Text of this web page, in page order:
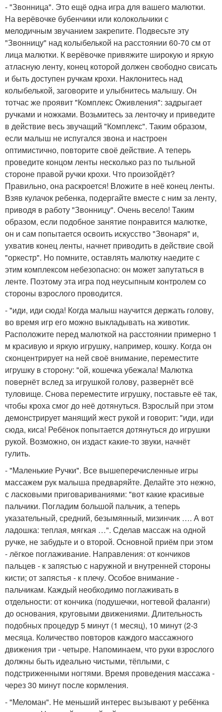
- "Звонница". Это ещё одна игра для вашего малютки.
На верёвочке бубенчики или колокольчики с
мелодичным звучанием закрепите. Подвесьте эту
"Звонницу" над колыбелькой на расстоянии 60-70 см от
лица малютки. К верёвочке привяжите широкую и яркую
атласную ленту, конец которой должен свободно свисать
и быть доступен ручкам крохи. Наклонитесь над
колыбелькой, заговорите и улыбнитесь малышу. Он
тотчас же проявит "Комплекс Оживления": задрыгает
ручками и ножками. Возьмитесь за ленточку и приведите
в действие весь звучащий "Комплекс". Таким образом,
если малыш не испугался звона и настроен
оптимистично, повторите своё действие. А теперь
проведите концом ленты несколько раз по тыльной
стороне правой ручки крохи. Что произойдёт?
Правильно, она раскроется! Вложите в неё конец ленты.
Взяв кулачок ребенка, подергайте вместе с ним за ленту,
приводя в работу "Звонницу". Очень весело! Таким
образом, если подобное занятие понравится малютке,
он и сам попытается освоить искусство "Звонаря" и,
ухватив конец ленты, начнет приводить в действие свой
"оркестр". Но помните, оставлять малютку наедите с
этим комплексом небезопасно: он может запутаться в
ленте. Поэтому эта игра под неусыпным контролем со
стороны взрослого проводится.
- "иди, иди сюда! Когда малыш научится держать голову,
во время игр его можно выкладывать на животик.
Расположите перед малюткой на расстоянии примерно 1
м красивую и яркую игрушку, например, кошку. Когда он
сконцентрирует на ней своё внимание, переместите
игрушку в сторону: "ой, кошечка убежала! Малютка
повернёт вслед за игрушкой голову, развернёт всё
туловище. Снова переместите игрушку, поставьте её так,
чтобы кроха смог до неё дотянуться. Взрослый при этом
демонстрирует манящий жест рукой и говорит: "иди, иди
сюда, киса! Ребёнок попытается дотянуться до игрушки
рукой. Возможно, он издаст какие-то звуки, начнёт
гулить.
- "Маленькие Ручки". Все вышеперечисленные игры
массажем рук малыша предваряйте. Делайте это нежно,
с ласковыми приговариваниями: "вот какие красивые
пальчики. Погладим большой пальчик, а теперь
указательный, средний, безымянный, мизинчик …. А вот
ладошка: теплая, мягкая …". Сделав массаж на одной
ручке, не забудьте и о второй. Основной приём при этом
- лёгкое поглаживание. Направления: от кончиков
пальцев - к запястью с наружной и внутренней стороны
кисти; от запястья - к плечу. Особое внимание -
пальчикам. Каждый необходимо поглаживать в
отдельности: от кончика (подушечки, ногтевой фаланги)
до основания, круговыми движениями. Длительность
подобных процедур 5 минут (1 месяц), 10 минут (2-3
месяца. Количество повторов каждого массажного
движения три - четыре. Напоминаем, что руки взрослого
должны быть идеально чистыми, тёплыми, с
подстриженными ногтями. Время проведения массажа -
через 30 минут после кормления.
- "Меломан". Не меньший интерес вызывают у ребёнка